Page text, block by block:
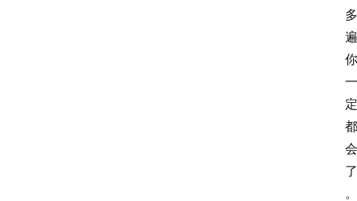
多
遍
你
一
定
都
会
了
。